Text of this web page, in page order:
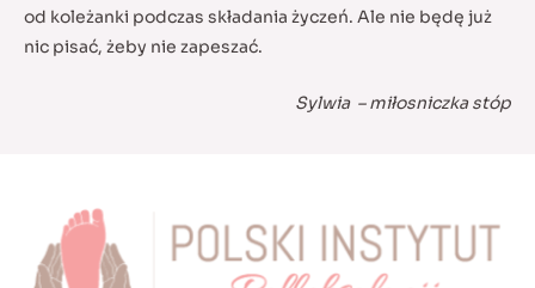
od koleżanki podczas składania życzeń. Ale nie będę już
nic pisać, żeby nie zapeszać.
Sylwia – miłosniczka stóp